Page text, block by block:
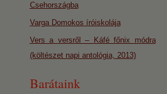
Csehországba
Varga Domokos íróiskolája
Vers a versről – Káfé főnix módra
(költészet napi antológia, 2013)
Barátaink